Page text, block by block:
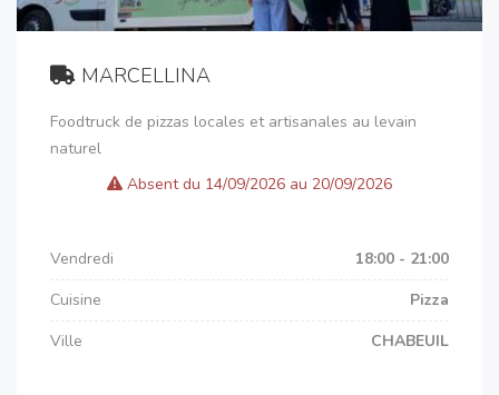
MARCELLINA
Foodtruck de pizzas locales et artisanales au levain
naturel
Absent du 14/09/2026 au 20/09/2026
Vendredi
18:00 - 21:00
Cuisine
Pizza
Ville
CHABEUIL